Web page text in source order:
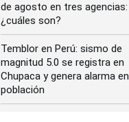
de agosto en tres agencias:
¿cuáles son?
Temblor en Perú: sismo de
magnitud 5.0 se registra en
Chupaca y genera alarma en
población